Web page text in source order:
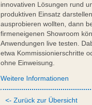
innovativen Lösungen rund
produktiven Einsatz
ausprobieren wollten, dann
firmeneigenen Showroom
Anwendungen live testen.
etwa Kommissionierschritte
ohne Einweisung.
Weitere Informationen
<- Zurück zur Übersicht